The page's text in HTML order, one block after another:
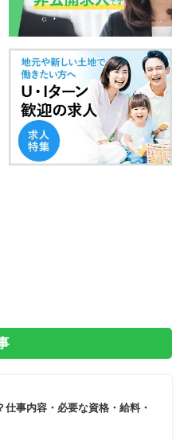
仕事内容・必要な資格・給料・